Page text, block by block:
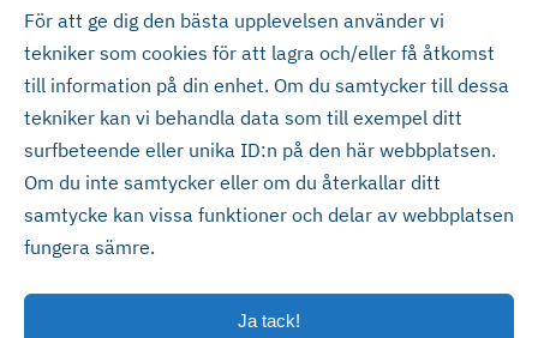
För att ge dig den bästa upplevelsen använder vi
tekniker som cookies för att lagra och/eller få åtkomst
till information på din enhet. Om du samtycker till dessa
tekniker kan vi behandla data som till exempel ditt
surfbeteende eller unika ID:n på den här webbplatsen.
Om du inte samtycker eller om du återkallar ditt
samtycke kan vissa funktioner och delar av webbplatsen
fungera sämre.
Ja tack!
Sonstorp Åkeri AB